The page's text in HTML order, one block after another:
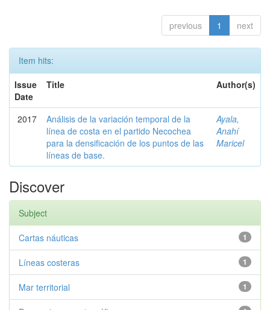
previous 1 next
Item hits:
Issue
Date
Title Author(s)
2017
Análisis de la variación temporal de la
línea de costa en el partido Necochea
para la densificación de los puntos de las
líneas de base.
Ayala,
Anahí
Maricel
Discover
Subject
1
Cartas náuticas
1
Líneas costeras
1
Mar territorial